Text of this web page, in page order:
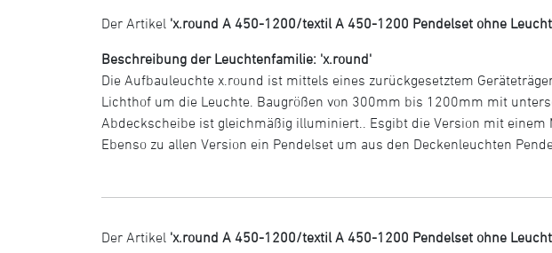
Der Artikel 'x.round A 450-1200/textil A 450-1200 Pendelset ohne
Beschreibung der Leuchtenfamilie: 'x.round'
Die Aufbauleuchte x.round ist mittels eines zurückgesetztem
Lichthof um die Leuchte. Baugrößen von 300mm bis 1200mm mit
Abdeckscheibe ist gleichmäßig illuminiert.. Esgibt die Version mit
Ebenso zu allen Version ein Pendelset um aus den Deckenleuchten
Der Artikel 'x.round A 450-1200/textil A 450-1200 Pendelset ohne